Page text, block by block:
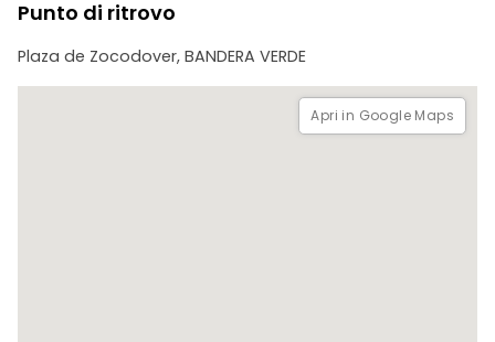
Punto di ritrovo
Plaza de Zocodover, BANDERA VERDE
Apri in Google Maps